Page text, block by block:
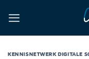
naar
KENNISNETWERK DIGITALE